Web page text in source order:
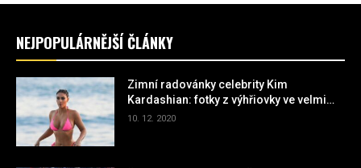
NEJPOPULÁRNĚJŠÍ ČLÁNKY
Zimní radovánky celebrity Kim
Kardashian: fotky z výhřiovky ve velmi
miniaturních plavkách
10. 12. 2020